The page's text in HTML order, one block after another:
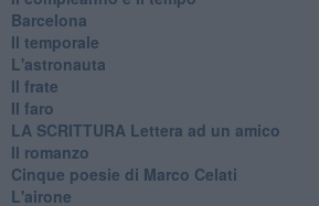
Barcelona
Il temporale
L'astronauta
Il frate
Il faro
​LA SCRITTURA Lettera ad un amico
Il romanzo
Cinque poesie di Marco Celati
L'airone